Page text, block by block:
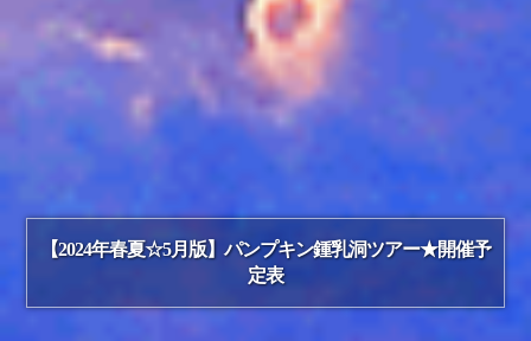
【2024年春夏☆5月版】パンプキン鍾乳洞ツアー★開催予
定表